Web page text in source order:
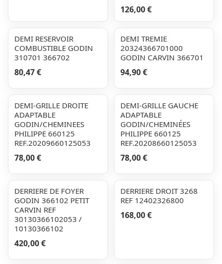
126,00 €
DEMI RESERVOIR
COMBUSTIBLE GODIN
310701 366702
80,47 €
DEMI TREMIE
20324366701000
GODIN CARVIN 366701
94,90 €
DEMI-GRILLE DROITE
ADAPTABLE
GODIN/CHEMINEES
PHILIPPE 660125
REF.20209660125053
78,00 €
DEMI-GRILLE GAUCHE
ADAPTABLE
GODIN/CHEMINÉES
PHILIPPE 660125
REF.20208660125053
78,00 €
DERRIERE DE FOYER
GODIN 366102 PETIT
CARVIN REF
30130366102053 /
10130366102
420,00 €
DERRIERE DROIT 3268
REF 12402326800
168,00 €